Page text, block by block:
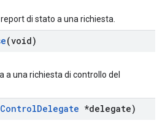
di stato a una richiesta.
(void)
a una richiesta di controllo del
ControlDelegate *delegate)